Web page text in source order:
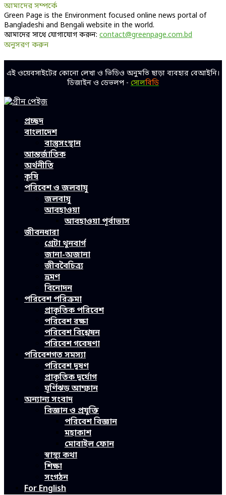
আমাদের সম্পর্কে
Green Page is the Environment focused online news portal of
Bangladeshi and Bengali website in the world.
আমাদের সাথে যোগাযোগ করুন: contact@greenpage.com.bd
অনুসরণ করুন
এই ওয়েবসাইটের কোনো লেখা ও ভিডিও অনুমতি ছাড়া ব্যবহার বেআইনি।
ডিজাইন ও ডেভলপ - সোলবিডি
প্রচ্ছদ
বাংলাদেশ
বাস্তুসংস্থান
আন্তর্জাতিক
অর্থনীতি
কৃষি
পরিবেশ ও জলবায়ু
জলবায়ু
আবহাওয়া
আবহাওয়া পূর্বাভাস
জীবনধারা
গ্রেটা থুনবার্গ
জানা-অজানা
জীববৈচিত্র্য
ভ্রমণ
বিনোদন
পরিবেশ পরিক্রমা
প্রাকৃতিক পরিবেশ
পরিবেশ রক্ষা
পরিবেশ বিশ্লেষন
পরিবেশ গবেষণা
পরিবেশগত সমস্যা
পরিবেশ দূষণ
প্রাকৃতিক দুর্যোগ
ঘূর্ণিঝড় আম্ফান
অন্যান্য সংবাদ
বিজ্ঞান ও প্রযুক্তি
পরিবেশ বিজ্ঞান
মহাকাশ
মোবাইল ফোন
স্বাস্থ্য কথা
শিক্ষা
সংগঠন
For English